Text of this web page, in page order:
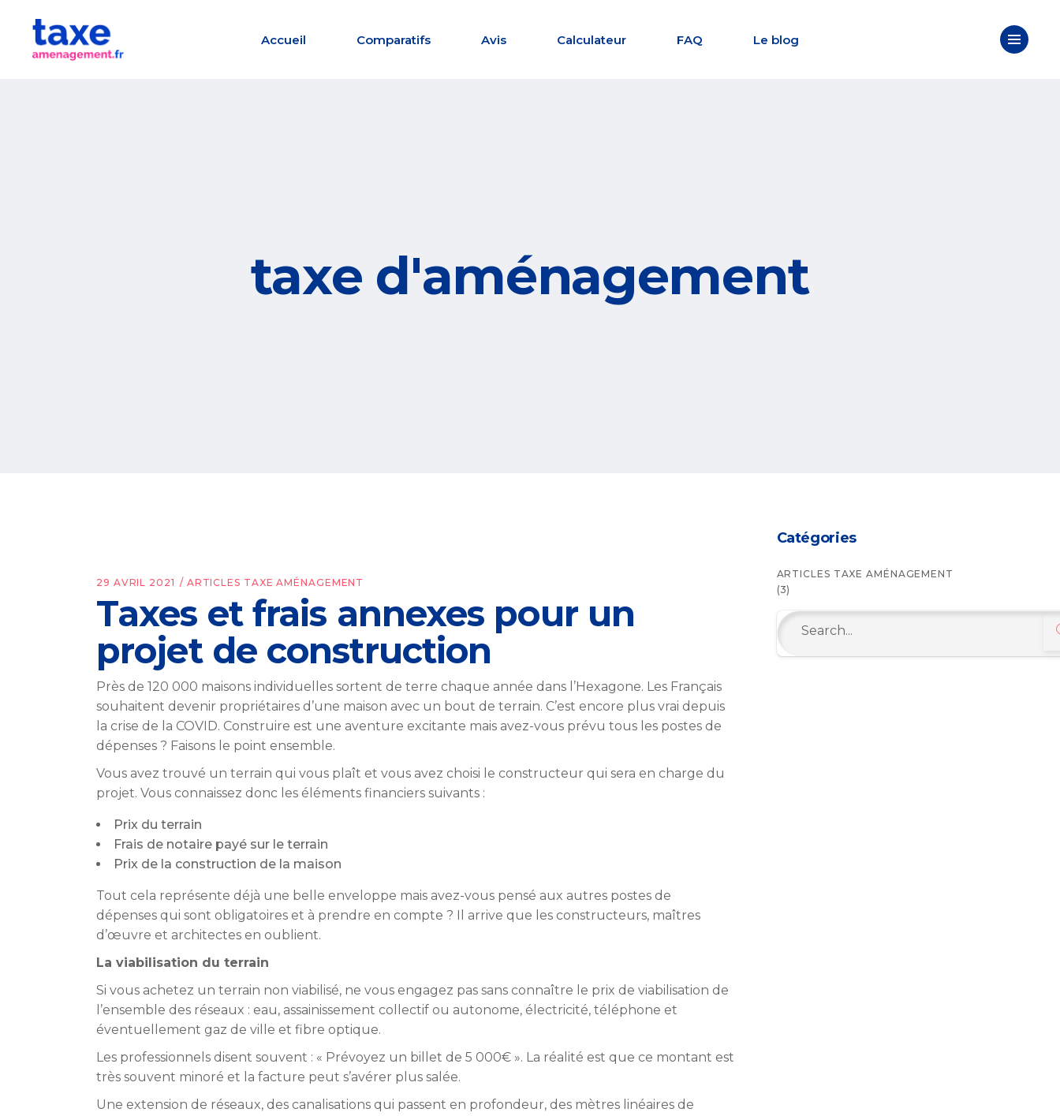
Accueil Comparatifs Avis Calculateur FAQ Le blog
taxe d'aménagement
29 AVRIL 2021 ARTICLES TAXE AMÉNAGEMENT
Taxes et frais annexes pour un
projet de construction
Près de 120 000 maisons individuelles sortent de terre chaque année dans l’Hexagone. Les Français
souhaitent devenir propriétaires d’une maison avec un bout de terrain. C’est encore plus vrai depuis
la crise de la COVID. Construire est une aventure excitante mais avez-vous prévu tous les postes de
dépenses ? Faisons le point ensemble.
Vous avez trouvé un terrain qui vous plaît et vous avez choisi le constructeur qui sera en charge du
projet. Vous connaissez donc les éléments financiers suivants :
Prix du terrain
Frais de notaire payé sur le terrain
Prix de la construction de la maison
Tout cela représente déjà une belle enveloppe mais avez-vous pensé aux autres postes de
dépenses qui sont obligatoires et à prendre en compte ? Il arrive que les constructeurs, maîtres
d’œuvre et architectes en oublient.
La viabilisation du terrain
Si vous achetez un terrain non viabilisé, ne vous engagez pas sans connaître le prix de viabilisation de
l’ensemble des réseaux : eau, assainissement collectif ou autonome, électricité, téléphone et
éventuellement gaz de ville et fibre optique.
Les professionnels disent souvent : « Prévoyez un billet de 5 000€ ». La réalité est que ce montant est
très souvent minoré et la facture peut s’avérer plus salée.
Une extension de réseaux, des canalisations qui passent en profondeur, des mètres linéaires de
Catégories
ARTICLES TAXE AMÉNAGEMENT
(3)
Search
for: